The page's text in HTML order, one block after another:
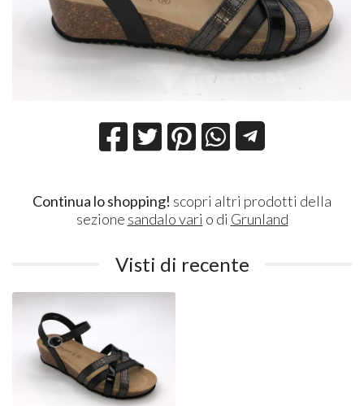
Continua lo shopping! scopri altri prodotti della
sezione sandalo vari o di Grunland
Visti di recente